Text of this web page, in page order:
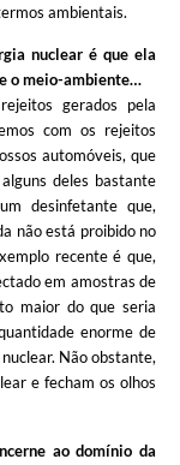
ambientais.
nuclear é que ela
o meio-ambiente…
gerados pela
com os rejeitos
automóveis, que
deles bastante
desinfetante que,
não está proibido no
recente é que,
em amostras de
maior do que seria
enorme de
Não obstante,
e fecham os olhos
ao domínio da